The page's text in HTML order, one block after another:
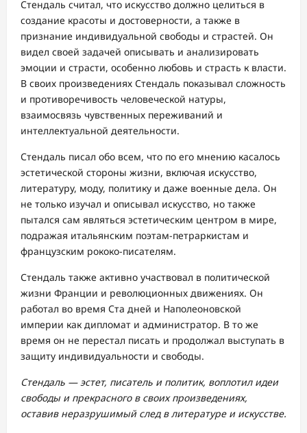
Стендаль считал, что искусство должно целиться в
создание красоты и достоверности, а также в
признание индивидуальной свободы и страстей. Он
видел своей задачей описывать и анализировать
эмоции и страсти, особенно любовь и страсть к власти.
В своих произведениях Стендаль показывал сложность
и противоречивость человеческой натуры,
взаимосвязь чувственных переживаний и
интеллектуальной деятельности.
Стендаль писал обо всем, что по его мнению касалось
эстетической стороны жизни, включая искусство,
литературу, моду, политику и даже военные дела. Он
не только изучал и описывал искусство, но также
пытался сам являться эстетическим центром в мире,
подражая итальянским поэтам-петраркистам и
французским рококо-писателям.
Стендаль также активно участвовал в политической
жизни Франции и революционных движениях. Он
работал во время Ста дней и Наполеоновской
империи как дипломат и администратор. В то же
время он не перестал писать и продолжал выступать в
защиту индивидуальности и свободы.
Стендаль — эстет, писатель и политик, воплотил идеи
свободы и прекрасного в своих произведениях,
оставив неразрушимый след в литературе и искусстве.